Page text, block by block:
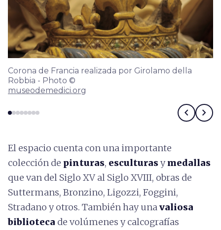
Corona de Francia realizada por Girolamo della
Robbia - Photo ©
museodemedici.org
chevron_left chevron_right
El espacio cuenta con una importante
colección de pinturas, esculturasymedallas
que van del Siglo XV al Siglo XVIII, obras de
Suttermans, Bronzino, Ligozzi, Foggini,
Stradano y otros. También hay unavaliosa
biblioteca de volúmenes y calcografías